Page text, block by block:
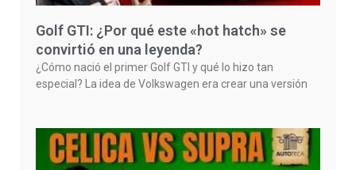
Golf GTI: ¿Por qué este «hot hatch» se
convirtió en una leyenda?
¿Cómo nació el primer Golf GTI y qué lo hizo tan
especial? La idea de Volkswagen era crear una versión